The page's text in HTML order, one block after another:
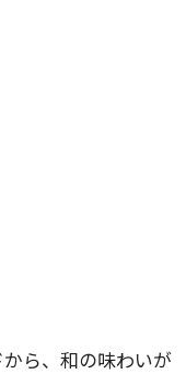
ら、和の味わいが